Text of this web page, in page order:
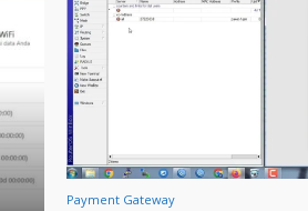
Payment Gateway